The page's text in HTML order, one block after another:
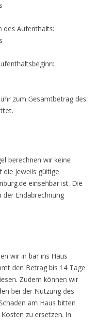
des Aufenthalts:
zum Gesamtbetrag des
berechnen wir keine
die jeweils gültige
einsehbar ist. Die
Endabrechnung
wir in bar ins Haus
den Betrag bis 14 Tage
Zudem können wir
bei der Nutzung des
am Haus bitten
zu ersetzen. In